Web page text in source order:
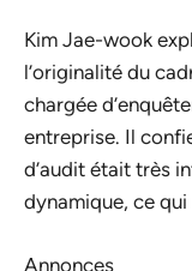
Kim Jae-wook
l’originalité du
chargée
entreprise. Il
d’audit était très
dynamique, ce
Annonces